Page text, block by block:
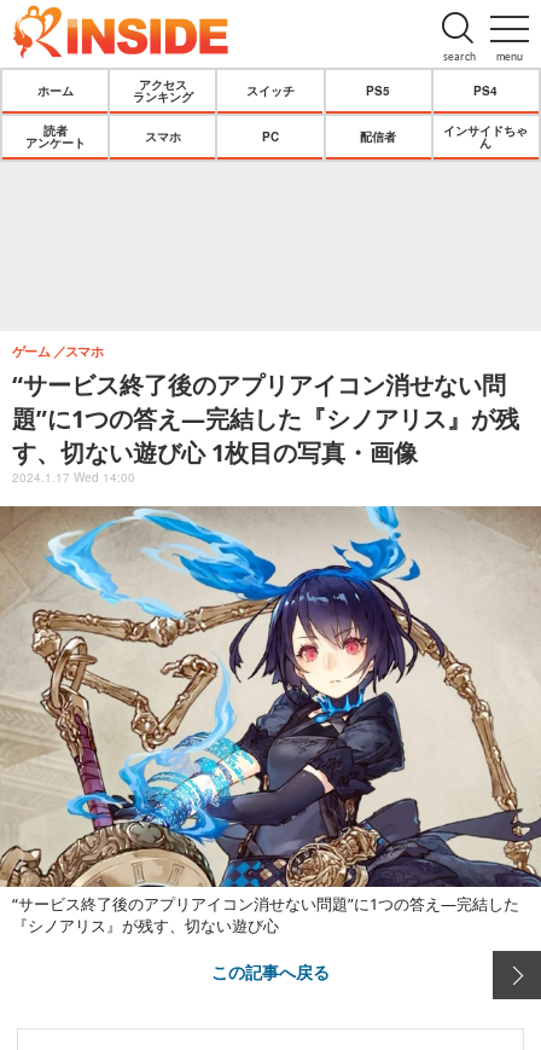
menu
search
ホーム
アクセス
ランキング
スイッチ PS5 PS4
読者
アンケート
スマホ PC 配信者
インサイドちゃ
ん
“サービス終了後のアプリアイコン消せない問
題”に1つの答え―完結した『シノアリス』が残
す、切ない遊び心 1枚目の写真・画像
ゲーム スマホ
2024.1.17 Wed 14:00
“サービス終了後のアプリアイコン消せない問題”に1つの答え―完結した
『シノアリス』が残す、切ない遊び心
この記事へ戻る